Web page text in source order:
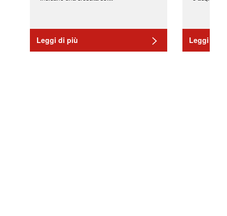
Leggi di più Leggi di